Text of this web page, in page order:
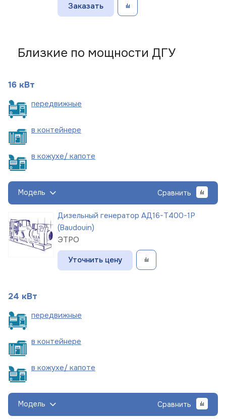
Заказать
Близкие по мощности ДГУ
16 кВт
передвижные
в контейнере
в кожухе/ капоте
Модель Сравнить
Дизельный генератор АД16-Т400-1Р
(Baudouin)
ЭТРО
Уточнить цену
24 кВт
передвижные
в контейнере
в кожухе/ капоте
Модель Сравнить